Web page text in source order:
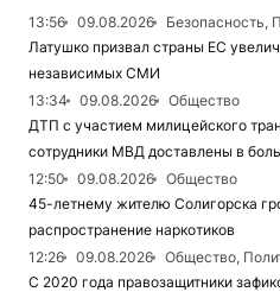
13:56 09.08.2026
Безопасность,
Латушко призвал страны ЕС
независимых СМИ
13:34
09.08.2026
Общество
ДТП с участием милицейского
сотрудники МВД доставлены в
12:50
09.08.2026
Общество
45-летнему жителю Солигорска
распространение наркотиков
12:26
09.08.2026
Общество,
С 2020 года правозащитники